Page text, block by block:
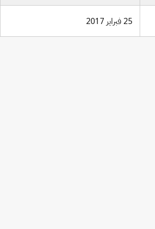
25 فبراير 2017